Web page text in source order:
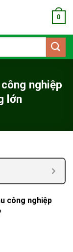
0
nghiệp
lớn
công nghiệp